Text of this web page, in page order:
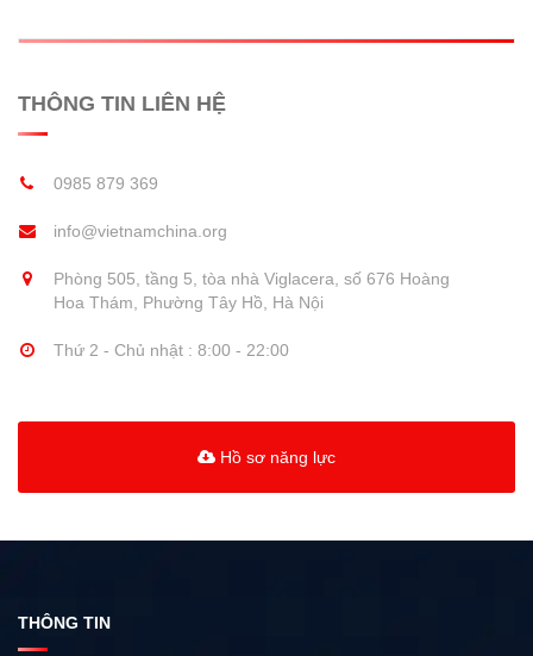
THÔNG TIN LIÊN HỆ
0985 879 369
info@vietnamchina.org
Phòng 505, tầng 5, tòa nhà Viglacera, số 676 Hoàng
Hoa Thám, Phường Tây Hồ, Hà Nội
Thứ 2 - Chủ nhật : 8:00 - 22:00
Hồ sơ năng lực
THÔNG TIN